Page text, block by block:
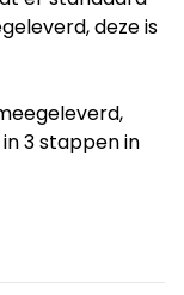
deze is
3 stappen in